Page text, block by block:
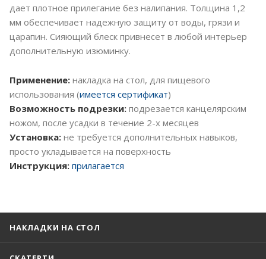
дает плотное прилегание без налипания. Толщина 1,2
мм обеспечивает надежную защиту от воды, грязи и
царапин. Сияющий блеск привнесет в любой интерьер
дополнительную изюминку.
Применение: накладка на стол, для пищевого
использования (имеется сертификат)
Возможность подрезки: подрезается канцелярским
ножом, после усадки в течение 2-х месяцев
Установка: не требуется дополнительных навыков,
просто укладывается на поверхность
Инструкция: прилагается
НАКЛАДКИ НА СТОЛ